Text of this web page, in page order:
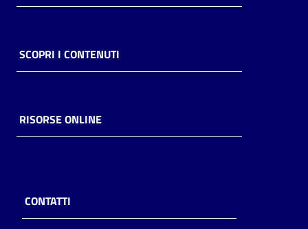
SCOPRI I CONTENUTI
RISORSE ONLINE
CONTATTI